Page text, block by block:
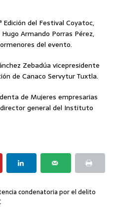
Edición del Festival Coyatoc,
Armando Porras Pérez,
del evento.
Zebadúa vicepresidente
de Canaco Servytur Tuxtla.
de Mujeres empresarias
general del Instituto
condenatoria por el delito